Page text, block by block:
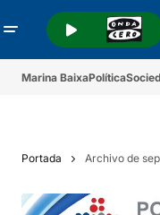
Marina BaixaPolítica
Portada Archivo de